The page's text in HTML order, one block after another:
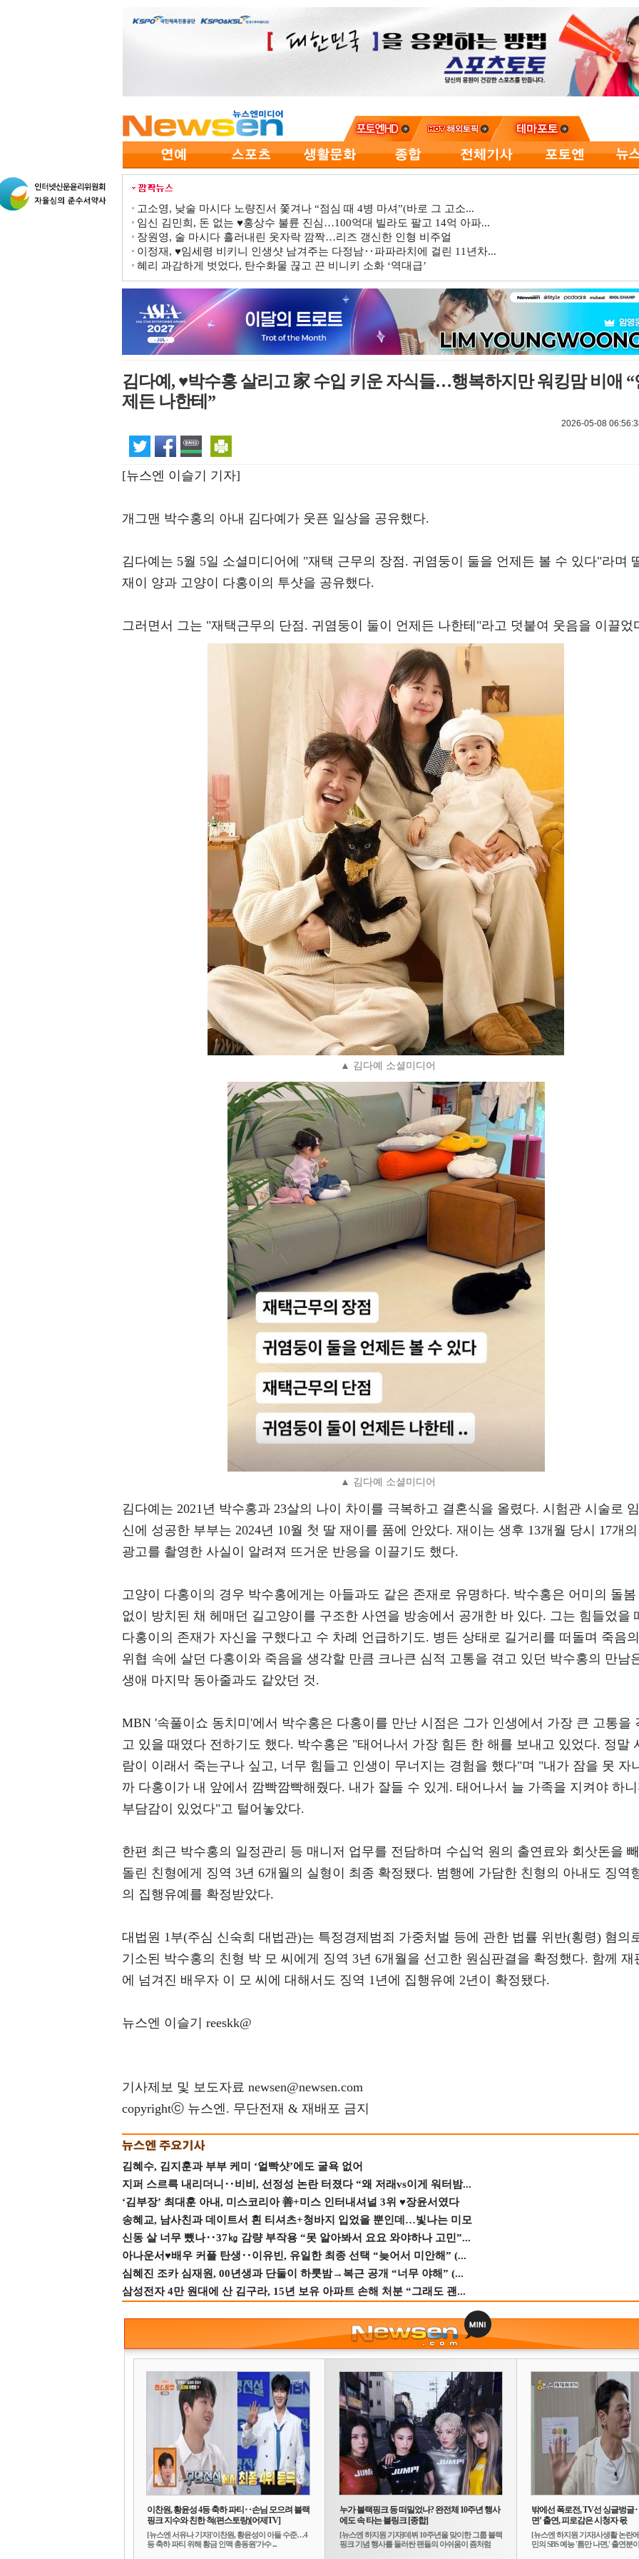
고소영, 낮술 마시다 노량진서 쫓겨나 “점심 때 4병 마셔”(바로 그 고소...
임신 김민희, 돈 없는 ♥홍상수 불륜 진심…100억대 빌라도 팔고 14억 아파...
장원영, 술 마시다 흘러내린 옷자락 깜짝…리즈 갱신한 인형 비주얼
이정재, ♥임세령 비키니 인생샷 남겨주는 다정남‥파파라치에 걸린 11년차...
혜리 과감하게 벗었다, 탄수화물 끊고 끈 비니키 소화 ‘역대급’
김다예, ♥박수홍 살리고 家 수입 키운 자식들…행복하지만 워킹맘 비애 “
제든 나한테”
2026-05-08
[뉴스엔 이슬기 기자]
개그맨 박수홍의 아내 김다예가 웃픈 일상을 공유했다.
김다예는 5월 5일 소셜미디어에 "재택 근무의 장점. 귀염둥이 둘을 언제든 볼 수 있다"라며
재이 양과 고양이 다홍이의 투샷을 공유했다.
그러면서 그는 "재택근무의 단점. 귀염둥이 둘이 언제든 나한테"라고 덧붙여 웃음을 이끌었
▲ 김다예 소셜미디어
▲ 김다예 소셜미디어
김다예는 2021년 박수홍과 23살의 나이 차이를 극복하고 결혼식을 올렸다. 시험관 시술로 임
신에 성공한 부부는 2024년 10월 첫 딸 재이를 품에 안았다. 재이는 생후 13개월 당시 17개의
광고를 촬영한 사실이 알려져 뜨거운 반응을 이끌기도 했다.
고양이 다홍이의 경우 박수홍에게는 아들과도 같은 존재로 유명하다. 박수홍은 어미의 돌봄
없이 방치된 채 헤매던 길고양이를 구조한 사연을 방송에서 공개한 바 있다. 그는 힘들었을
다홍이의 존재가 자신을 구했다고 수 차례 언급하기도. 병든 상태로 길거리를 떠돌며 죽음의
위협 속에 살던 다홍이와 죽음을 생각할 만큼 크나큰 심적 고통을 겪고 있던 박수홍의 만남
생애 마지막 동아줄과도 같았던 것.
MBN '속풀이쇼 동치미'에서 박수홍은 다홍이를 만난 시점은 그가 인생에서 가장 큰 고통을
고 있을 때였다 전하기도 했다. 박수홍은 "태어나서 가장 힘든 한 해를 보내고 있었다. 정말
람이 이래서 죽는구나 싶고, 너무 힘들고 인생이 무너지는 경험을 했다"며 "내가 잠을 못 자
까 다홍이가 내 앞에서 깜빡깜빡해줬다. 내가 잘들 수 있게. 태어나서 늘 가족을 지켜야 하
부담감이 있었다"고 털어놓았다.
한편 최근 박수홍의 일정관리 등 매니저 업무를 전담하며 수십억 원의 출연료와 회삿돈을 빼
돌린 친형에게 징역 3년 6개월의 실형이 최종 확정됐다. 범행에 가담한 친형의 아내도 징역
의 집행유예를 확정받았다.
대법원 1부(주심 신숙희 대법관)는 특정경제범죄 가중처벌 등에 관한 법률 위반(횡령) 혐의
기소된 박수홍의 친형 박 모 씨에게 징역 3년 6개월을 선고한 원심판결을 확정했다. 함께 재
에 넘겨진 배우자 이 모 씨에 대해서도 징역 1년에 집행유예 2년이 확정됐다.
뉴스엔 이슬기 reeskk@
기사제보 및 보도자료 newsen@newsen.com
copyrightⓒ 뉴스엔. 무단전재 & 재배포 금지
김혜수, 김지훈과 부부 케미 ‘얼빡샷’에도 굴욕 없어
지퍼 스르륵 내리더니‥비비, 선정성 논란 터졌다 “왜 저래vs이게 워터밤...
‘김부장’ 최대훈 아내, 미스코리아 善+미스 인터내셔널 3위 ♥장윤서였다
송혜교, 남사친과 데이트서 흰 티셔츠+청바지 입었을 뿐인데…빛나는 미모
신동 살 너무 뺐나‥37㎏ 감량 부작용 “못 알아봐서 요요 와야하나 고민”...
아나운서♥배우 커플 탄생‥이유빈, 유일한 최종 선택 “늦어서 미안해” (...
심혜진 조카 심재원, 00년생과 단둘이 하룻밤→복근 공개 “너무 야해” (...
삼성전자 4만 원대에 산 김구라, 15년 보유 아파트 손해 처분 “그래도 괜...
이찬원, 황윤성 4등 축하 파티‥손님 모으려 블랙
핑크 지수와 친한 척(편스토랑)[어제TV]
[뉴스엔 서유나 기자]'이찬원, 황윤성이 아들 수준…4
등 축하 파티 위해 황금 인맥 총동원'가수 ...
누가 블랙핑크 등 떠밀었나? 완전체 10주년 행사
에도 속 타는 블링크 [종합]
[뉴스엔 하지원 기자]데뷔 10주년을 맞이한 그룹 블랙
핑크 기념 행사를 둘러싼 팬들의 아쉬움이 좀처럼
밖에선 폭로전, TV선 싱글벙글
면’ 출연, 피로감은 시청자 몫
[뉴스엔 하지원 기자]사생활 논란
민의 SBS 예능 '틈만 나면,' 출연분